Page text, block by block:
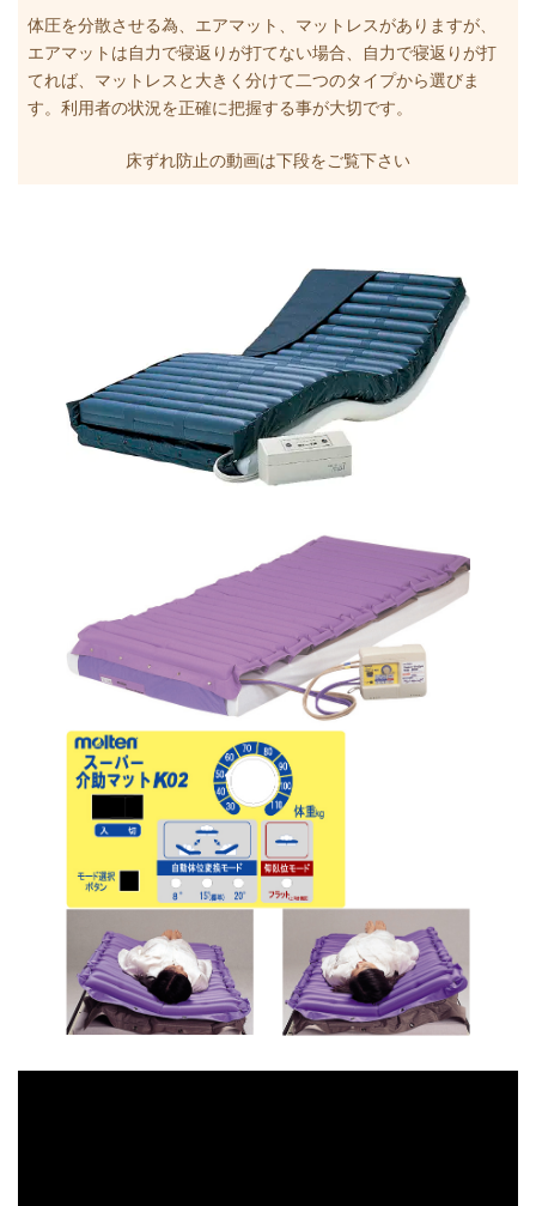
体圧を分散させる為、エアマット、マットレスがありますが、
エアマットは自力で寝返りが打てない場合、自力で寝返りが打
てれば、マットレスと大きく分けて二つのタイプから選びま
す。利用者の状況を正確に把握する事が大切です。
床ずれ防止の動画は下段をご覧下さい